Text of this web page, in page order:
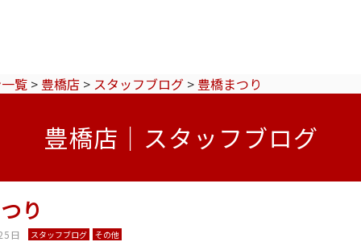
覧 > 豊橋店 > スタッフブログ > 豊橋まつり
豊橋店｜スタッフブログ
り
日 スタッフブログ その他